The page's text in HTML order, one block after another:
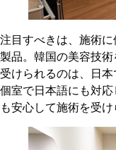
注目すべきは、施術に
製品。韓国の美容技
受けられるのは、日
個室で日本語にも対
も安心して施術を受け